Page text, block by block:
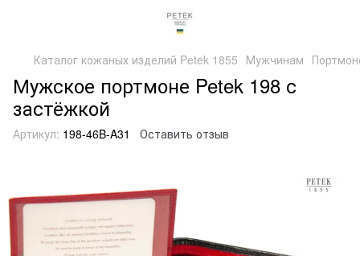
Каталог кожаных изделий Petek 1855 Мужчинам
Мужское портмоне Petek 198 с
застёжкой
Артикул: 198-46B-A31 Оставить отзыв